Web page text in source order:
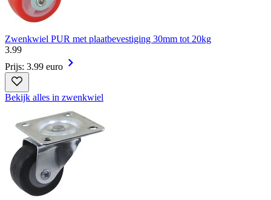
Zwenkwiel PUR met plaatbevestiging 30mm tot 20kg
3.99
Prijs: 3.99 euro
Bekijk alles in zwenkwiel